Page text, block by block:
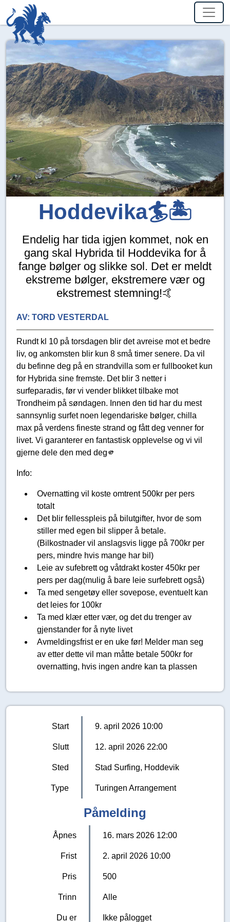
Hoddevika🏄🏝
Endelig har tida igjen kommet, nok en
gang skal Hybrida til Hoddevika for å
fange bølger og slikke sol. Det er meldt
ekstreme bølger, ekstremere vær og
ekstremest stemning!🤙
AV: TORD VESTERDAL
Rundt kl 10 på torsdagen blir det avreise mot et bedre
liv, og ankomsten blir kun 8 små timer senere. Da vil
du befinne deg på en strandvilla som er fullbooket kun
for Hybrida sine fremste. Det blir 3 netter i
surfeparadis, før vi vender blikket tilbake mot
Trondheim på søndagen. Innen den tid har du mest
sannsynlig surfet noen legendariske bølger, chilla
max på verdens fineste strand og fått deg venner for
livet. Vi garanterer en fantastisk opplevelse og vi vil
gjerne dele den med deg🫵
Info:
Overnatting vil koste omtrent 500kr per pers
totalt
Det blir fellesspleis på bilutgifter, hvor de som
stiller med egen bil slipper å betale.
(Bilkostnader vil anslagsvis ligge på 700kr per
pers, mindre hvis mange har bil)
Leie av sufebrett og våtdrakt koster 450kr per
pers per dag(mulig å bare leie surfebrett også)
Ta med sengetøy eller sovepose, eventuelt kan
det leies for 100kr
Ta med klær etter vær, og det du trenger av
gjenstander for å nyte livet
Avmeldingsfrist er en uke før! Melder man seg
av etter dette vil man måtte betale 500kr for
overnatting, hvis ingen andre kan ta plassen
Start 9. april 2026 10:00
Slutt 12. april 2026 22:00
Sted Stad Surfing, Hoddevik
Type Turingen Arrangement
Påmelding
Åpnes 16. mars 2026 12:00
Frist 2. april 2026 10:00
Pris 500
Trinn Alle
Du er Ikke pålogget